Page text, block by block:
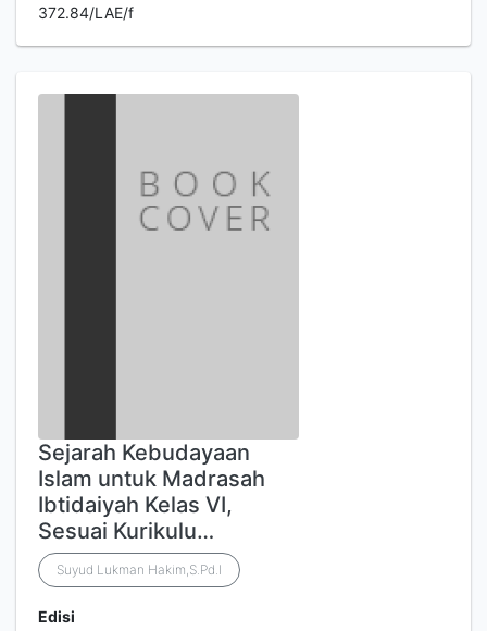
372.84/LAE/f
Sejarah Kebudayaan
Islam untuk Madrasah
Ibtidaiyah Kelas VI,
Sesuai Kurikulu…
Suyud Lukman Hakim,S.Pd.I
Edisi